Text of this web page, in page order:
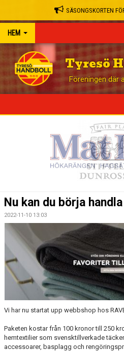
SÄSONGSKORTEN
HEM
Tyresö
Föreningen där
OM KLUBBEN
KALENDER
WEBBUTIK
LÄNNA SPORT - TYRESÖ CUP
Nu kan du börja
2022-11-10 13:03
Vi har nu startat upp webbshop hos
Paketen kostar från 100 kronor till 250
hemtextilier som svensktillverkade
accessoarer, basplagg och